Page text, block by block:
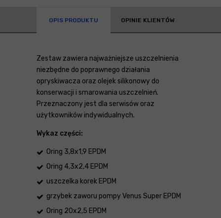
OPIS PRODUKTU OPINIE KLIENTÓW
Zestaw zawiera najważniejsze uszczelnienia
niezbędne do poprawnego działania
opryskiwacza oraz olejek silikonowy do
konserwacji i smarowania uszczelnień.
Przeznaczony jest dla serwisów oraz
użytkowników indywidualnych.
Wykaz części:
Oring 3,8x1,9 EPDM
Oring 4,3x2,4 EPDM
uszczelka korek EPDM
grzybek zaworu pompy Venus Super EPDM
Oring 20x2,5 EPDM